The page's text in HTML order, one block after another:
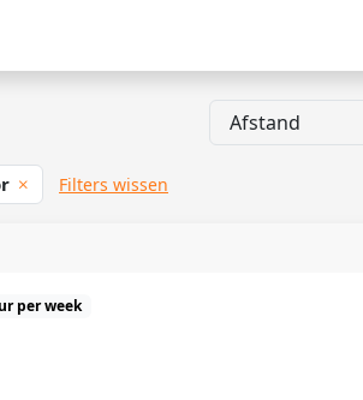
Filters wissen
per week